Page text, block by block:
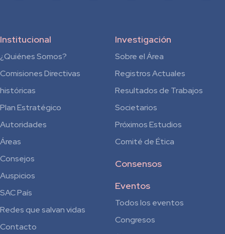
Institucional
¿Quiénes Somos?
Comisiones Directivas
históricas
Plan Estratégico
Autoridades
Áreas
Consejos
Auspicios
SAC País
Redes que salvan vidas
Contacto
Investigación
Sobre el Área
Registros Actuales
Resultados de Trabajos
Societarios
Próximos Estudios
Comité de Ética
Consensos
Eventos
Todos los eventos
Congresos